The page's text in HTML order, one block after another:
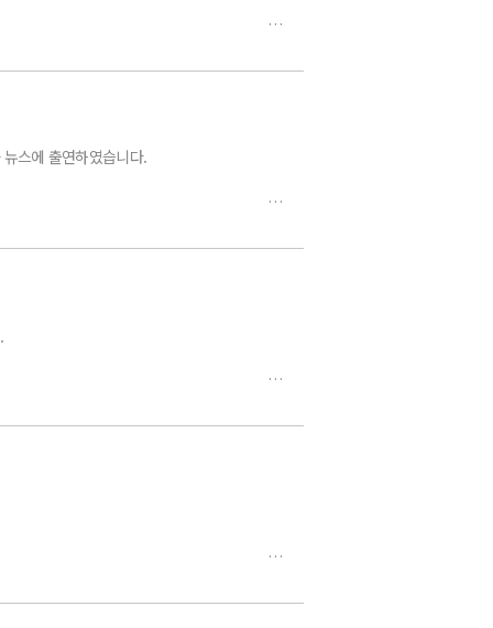
스에 출연하였습니다.